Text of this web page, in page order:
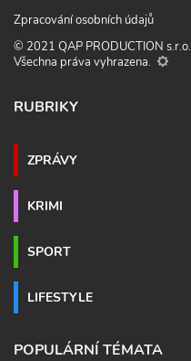
Zpracování osobních údajů
© 2021 QAP PRODUCTION s.r.o.
Všechna práva vyhrazena.
RUBRIKY
ZPRÁVY
KRIMI
SPORT
LIFESTYLE
POPULÁRNÍ TÉMATA